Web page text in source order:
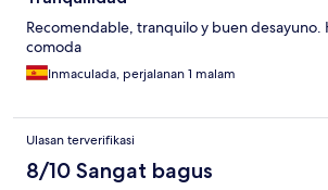
Recomendable, tranquilo y buen desayuno.
comoda
Inmaculada, perjalanan 1 malam
Ulasan terverifikasi
8/10 Sangat bagus